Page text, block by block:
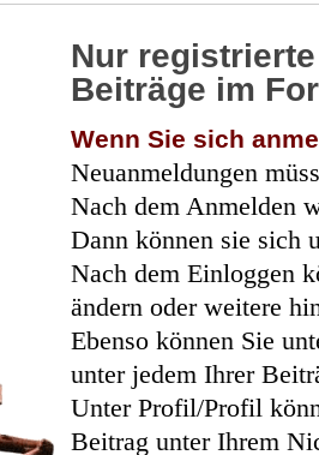
Nur
Beiträge im
Wenn Sie sich
Neuanmeldungen
Nach dem Anmelden
Dann können sie sich
Nach dem Einloggen
ändern oder weitere
Ebenso können Sie
unter jedem Ihrer
Unter Profil/Profil
Beitrag unter Ihrem